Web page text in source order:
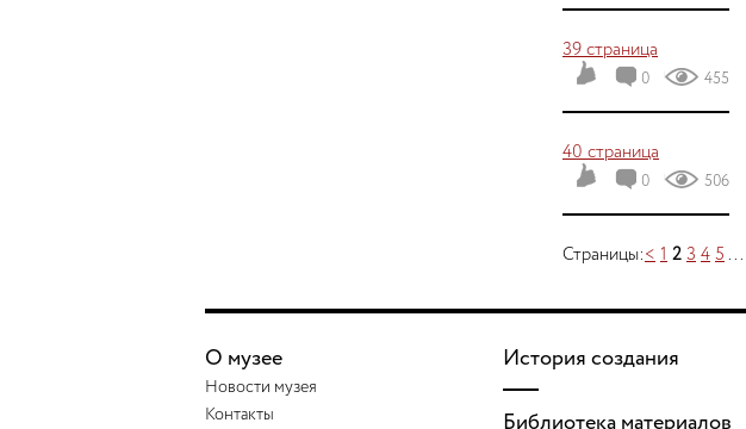
39 страница
0 455
40 страница
0 506
Страницы: < 1 2 3 4 5 ...
О музее
Новости музея
Контакты
История создания
Библиотека материалов